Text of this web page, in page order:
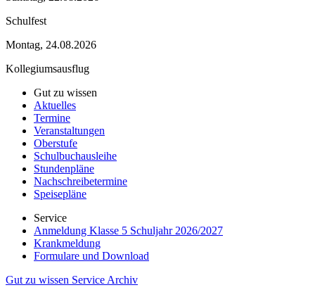
Schulfest
Montag, 24.08.2026
Kollegiumsausflug
Gut zu wissen
Aktuelles
Termine
Veranstaltungen
Oberstufe
Schulbuchausleihe
Stundenpläne
Nachschreibetermine
Speisepläne
Service
Anmeldung Klasse 5 Schuljahr 2026/2027
Krankmeldung
Formulare und Download
Gut zu wissen Service Archiv